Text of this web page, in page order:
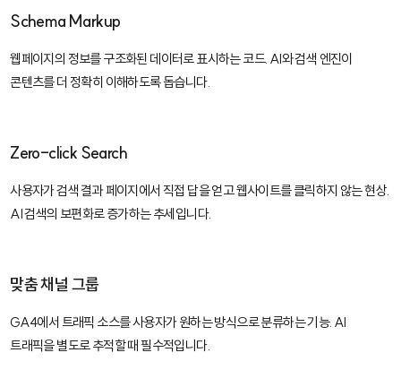
Schema Markup
웹페이지의 정보를 구조화된 데이터로 표시하는 코드. AI와 검색 엔진이
콘텐츠를 더 정확히 이해하도록 돕습니다.
Zero-click Search
사용자가 검색 결과 페이지에서 직접 답을 얻고 웹사이트를 클릭하지 않는 현상.
AI 검색의 보편화로 증가하는 추세입니다.
맞춤 채널 그룹
GA4에서 트래픽 소스를 사용자가 원하는 방식으로 분류하는 기능. AI
트래픽을 별도로 추적할 때 필수적입니다.